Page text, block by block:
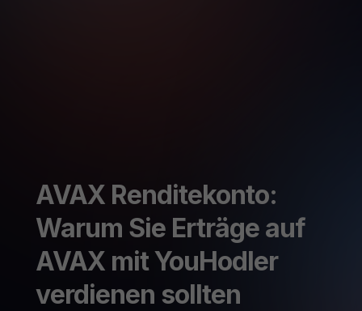
AVAX Renditekonto:
Warum Sie Erträge auf
AVAX mit YouHodler
verdienen sollten